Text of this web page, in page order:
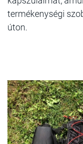
termékenységi
úton.